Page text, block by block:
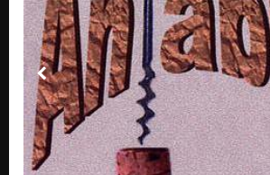
PARANOJA
Nezařazeno
ŠTEKOT BESNEJ KAČICE
Nezařazeno
Antabus
Nezařazeno
Modrá je dobrá
Nezařazeno